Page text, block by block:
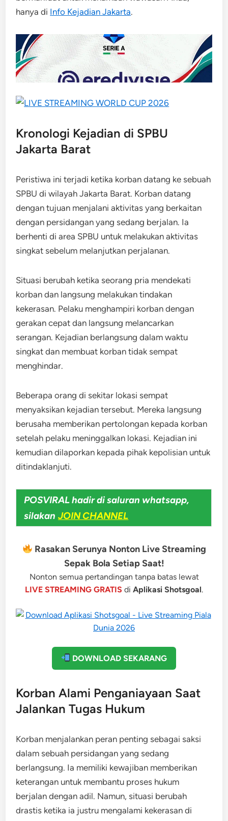
hanya di Info Kejadian Jakarta.
Kronologi Kejadian di SPBU
Jakarta Barat
Peristiwa ini terjadi ketika korban datang ke sebuah
SPBU di wilayah Jakarta Barat. Korban datang
dengan tujuan menjalani aktivitas yang berkaitan
dengan persidangan yang sedang berjalan. Ia
berhenti di area SPBU untuk melakukan aktivitas
singkat sebelum melanjutkan perjalanan.
Situasi berubah ketika seorang pria mendekati
korban dan langsung melakukan tindakan
kekerasan. Pelaku menghampiri korban dengan
gerakan cepat dan langsung melancarkan
serangan. Kejadian berlangsung dalam waktu
singkat dan membuat korban tidak sempat
menghindar.
Beberapa orang di sekitar lokasi sempat
menyaksikan kejadian tersebut. Mereka langsung
berusaha memberikan pertolongan kepada korban
setelah pelaku meninggalkan lokasi. Kejadian ini
kemudian dilaporkan kepada pihak kepolisian untuk
ditindaklanjuti.
POSVIRAL hadir di saluran whatsapp,
silakan JOIN CHANNEL
Rasakan Serunya Nonton Live Streaming
Sepak Bola Setiap Saat!
Nonton semua pertandingan tanpa batas lewat
LIVE STREAMING GRATIS di Aplikasi Shotsgoal.
DOWNLOAD SEKARANG
Korban Alami Penganiayaan Saat
Jalankan Tugas Hukum
Korban menjalankan peran penting sebagai saksi
dalam sebuah persidangan yang sedang
berlangsung. Ia memiliki kewajiban memberikan
keterangan untuk membantu proses hukum
berjalan dengan adil. Namun, situasi berubah
drastis ketika ia justru mengalami kekerasan di